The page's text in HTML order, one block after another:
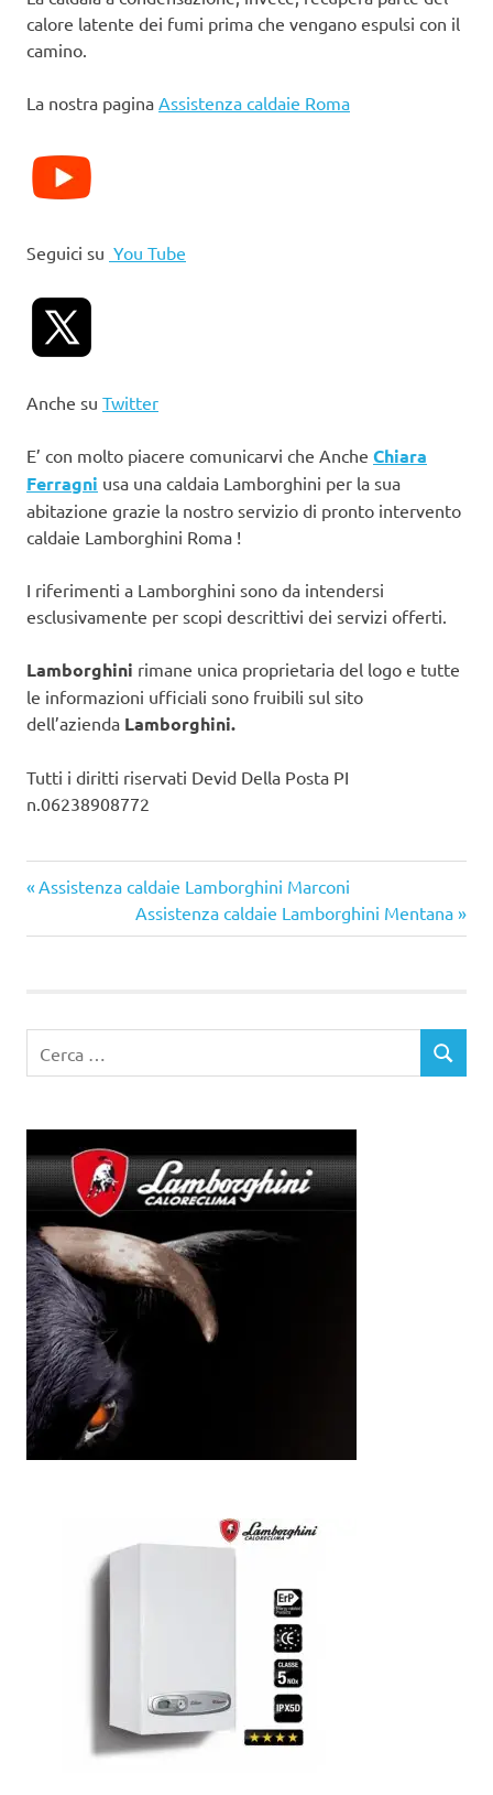
calore latente dei fumi prima che vengano espulsi con il
camino.
La nostra pagina Assistenza caldaie Roma
Seguici su You Tube
Anche su Twitter
E’ con molto piacere comunicarvi che Anche Chiara
Ferragni usa una caldaia Lamborghini per la sua
abitazione grazie la nostro servizio di pronto intervento
caldaie Lamborghini Roma !
I riferimenti a Lamborghini sono da intendersi
esclusivamente per scopi descrittivi dei servizi offerti.
Lamborghini rimane unica proprietaria del logo e tutte
le informazioni ufficiali sono fruibili sul sito
dell’azienda Lamborghini.
Tutti i diritti riservati Devid Della Posta PI
n.06238908772
Navigazione
articoli
Articolo
Assistenza caldaie Lamborghini Marconi
Articolo
successivo:
Assistenza caldaie Lamborghini Mentana
per:
CERCA